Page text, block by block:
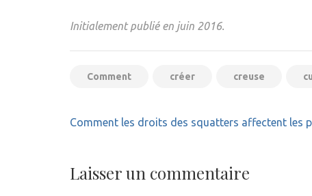
Initialement publié en juin 2016.
Comment créer creuse
Navigation
Comment les droits des squatters affectent les
Laisser un commentaire